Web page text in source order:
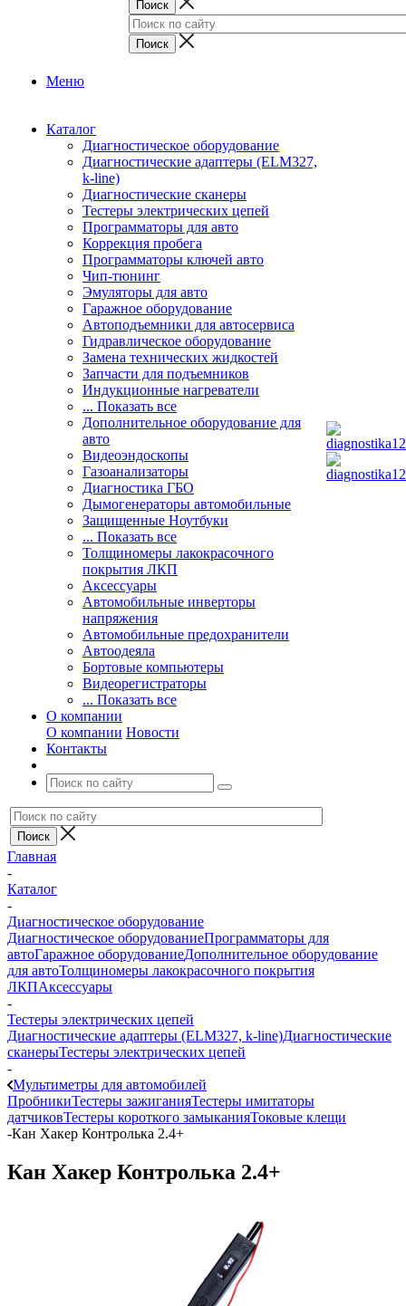
Меню
Каталог
Диагностическое оборудование
Диагностические адаптеры (ELM327,
k-line)
Диагностические сканеры
Тестеры электрических цепей
Программаторы для авто
Коррекция пробега
Программаторы ключей авто
Чип-тюнинг
Эмуляторы для авто
Гаражное оборудование
Автоподъемники для автосервиса
Гидравлическое оборудование
Замена технических жидкостей
Запчасти для подъемников
Индукционные нагреватели
... Показать все
Дополнительное оборудование для
авто
Видеоэндоскопы
Газоанализаторы
Диагностика ГБО
Дымогенераторы автомобильные
Защищенные Ноутбуки
... Показать все
Толщиномеры лакокрасочного
покрытия ЛКП
Аксессуары
Автомобильные инверторы
напряжения
Автомобильные предохранители
Автоодеяла
Бортовые компьютеры
Видеорегистраторы
... Показать все
О компании
О компании Новости
Контакты
Главная
-
Каталог
-
Диагностическое оборудование
Диагностическое оборудованиеПрограмматоры для
автоГаражное оборудованиеДополнительное оборудование
для автоТолщиномеры лакокрасочного покрытия
ЛКПАксессуары
-
Тестеры электрических цепей
Диагностические адаптеры (ELM327, k-line)Диагностические
сканерыТестеры электрических цепей
-
Мультиметры для автомобилей
ПробникиТестеры зажиганияТестеры имитаторы
датчиковТестеры короткого замыканияТоковые клещи
-Кан Хакер Контролька 2.4+
Кан Хакер Контролька 2.4+